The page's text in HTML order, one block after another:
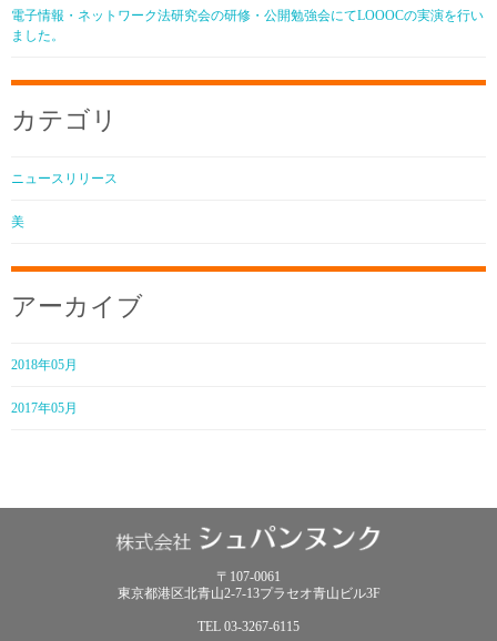
電子情報・ネットワーク法研究会の研修・公開勉強会にてLOOOCの実演を行い
ました。
カテゴリ
ニュースリリース
美
アーカイブ
2018年05月
2017年05月
〒107-0061
東京都港区北青山2-7-13プラセオ青山ビル3F
TEL 03-3267-6115